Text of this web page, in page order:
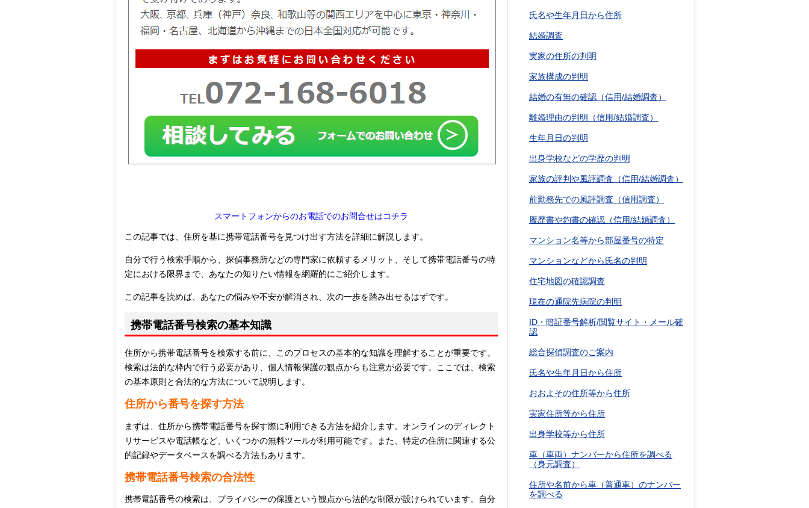
スマートフォンからのお電話でのお問合せはコチラ
この記事では、住所を基に携帯電話番号を見つけ出す方法を詳細に解説します。
自分で行う検索手順から、探偵事務所などの専門家に依頼するメリット、そして携帯電話番号の特
定における限界まで、あなたの知りたい情報を網羅的にご紹介します。
この記事を読めば、あなたの悩みや不安が解消され、次の一歩を踏み出せるはずです。
携帯電話番号検索の基本知識
住所から携帯電話番号を検索する前に、このプロセスの基本的な知識を理解することが重要です。
検索は法的な枠内で行う必要があり、個人情報保護の観点からも注意が必要です。ここでは、検索
の基本原則と合法的な方法について説明します。
住所から番号を探す方法
まずは、住所から携帯電話番号を探す際に利用できる方法を紹介します。オンラインのディレクト
リサービスや電話帳など、いくつかの無料ツールが利用可能です。また、特定の住所に関連する公
的記録やデータベースを調べる方法もあります。
携帯電話番号検索の合法性
携帯電話番号の検索は、プライバシーの保護という観点から法的な制限が設けられています。自分
氏名や生年月日から住所
結婚調査
実家の住所の判明
家族構成の判明
結婚の有無の確認（信用/結婚調査）
離婚理由の判明（信用/結婚調査）
生年月日の判明
出身学校などの学歴の判明
家族の評判や風評調査（信用/結婚調査）
前勤務先での風評調査（信用調査）
履歴書や釣書の確認（信用/結婚調査）
マンション名等から部屋番号の特定
マンションなどから氏名の判明
住宅地図の確認調査
現在の通院先病院の判明
ID・暗証番号解析/閲覧サイト・メール確
認
総合探偵調査のご案内
氏名や生年月日から住所
おおよその住所等から住所
実家住所等から住所
出身学校等から住所
車（車両）ナンバーから住所を調べる
（身元調査）
住所や名前から車（普通車）のナンバー
を調べる